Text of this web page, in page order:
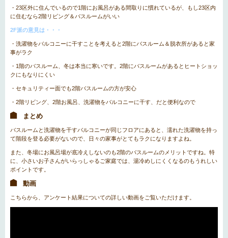
・23区外に住んでいるので1階にお風呂がある間取りに慣れているが、もし23区内
に住むなら2階リビング＆バスルームがいい
2F派の意見は・・・
・洗濯物をバルコニーに干すことを考えると2階にバスルーム＆脱衣所があると家
事がラク
・1階のバスルーム、冬は本当に寒いです。2階にバスルームがあるとヒートショッ
クにもなりにくい
・セキュリティー面でも2階バスルームの方が安心
・2階リビング、2階お風呂、洗濯物をバルコニーに干す、だと便利なので
まとめ
バスルームと洗濯物を干すバルコニーが同じフロアにあると、濡れた洗濯物を持っ
て階段を登る必要がないので、日々の家事がとてもラクになりますよね。
また、冬場にお風呂場が底冷えしないのも2階のバスルームのメリットですね。特
に、小さいお子さんがいらっしゃるご家庭では、湯冷めしにくくなるのもうれしい
ポイントです。
動画
こちらから、アンケート結果についての詳しい動画をご覧いただけます。